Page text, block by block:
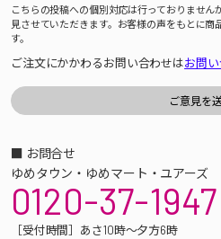
こちらの投稿への個別対応は行っておりませ
見させていただきます。お客様の声をもとに商
す。
ご注文にかかわるお問い合わせはお問
■ お問合せ
ゆめタウン・ゆめマート・ユアーズ
0120-37-1947
［受付時間］あさ10時～夕方6時